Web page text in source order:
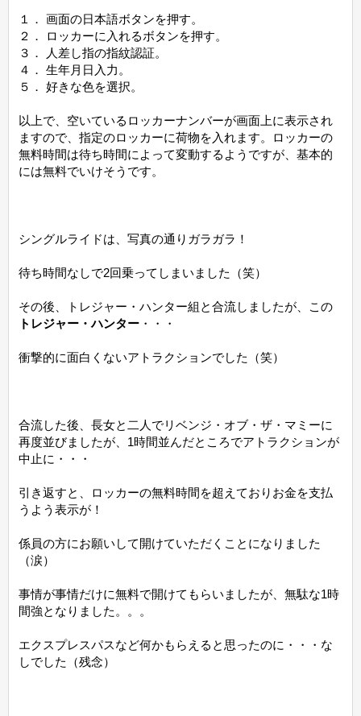
１． 画面の日本語ボタンを押す。
２． ロッカーに入れるボタンを押す。
３． 人差し指の指紋認証。
４． 生年月日入力。
５． 好きな色を選択。
以上で、空いているロッカーナンバーが画面上に表示され
ますので、指定のロッカーに荷物を入れます。ロッカーの
無料時間は待ち時間によって変動するようですが、基本的
には無料でいけそうです。
シングルライドは、写真の通りガラガラ！
待ち時間なしで2回乗ってしまいました（笑）
その後、トレジャー・ハンター組と合流しましたが、この
トレジャー・ハンター・・・
衝撃的に面白くないアトラクションでした（笑）
合流した後、長女と二人でリベンジ・オブ・ザ・マミーに
再度並びましたが、1時間並んだところでアトラクションが
中止に・・・
引き返すと、ロッカーの無料時間を超えておりお金を支払
うよう表示が！
係員の方にお願いして開けていただくことになりました
（涙）
事情が事情だけに無料で開けてもらいましたが、無駄な1時
間強となりました。。。
エクスプレスパスなど何かもらえると思ったのに・・・な
しでした（残念）